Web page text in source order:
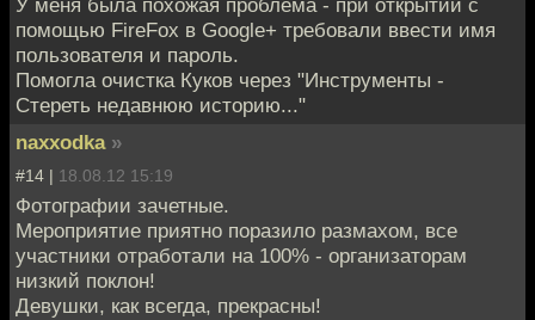
У меня была похожая проблема - при открытии с
помощью FireFox в Google+ требовали ввести имя
пользователя и пароль.
Помогла очистка Куков через "Инструменты -
Стереть недавнюю историю..."
naxxodka »
#14 | 18.08.12 15:19
Фотографии зачетные.
Мероприятие приятно поразило размахом, все
участники отработали на 100% - организаторам
низкий поклон!
Девушки, как всегда, прекрасны!